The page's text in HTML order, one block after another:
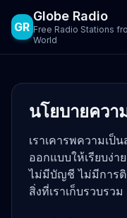
GR
Globe Radio
Free Radio Stations
World
นโยบายควา
เราเคารพความเ
ออกแบบให้เรียบง่า
ไม่มีบัญชี ไม่มีการ
สิ่งที่เราเก็บรวบรว